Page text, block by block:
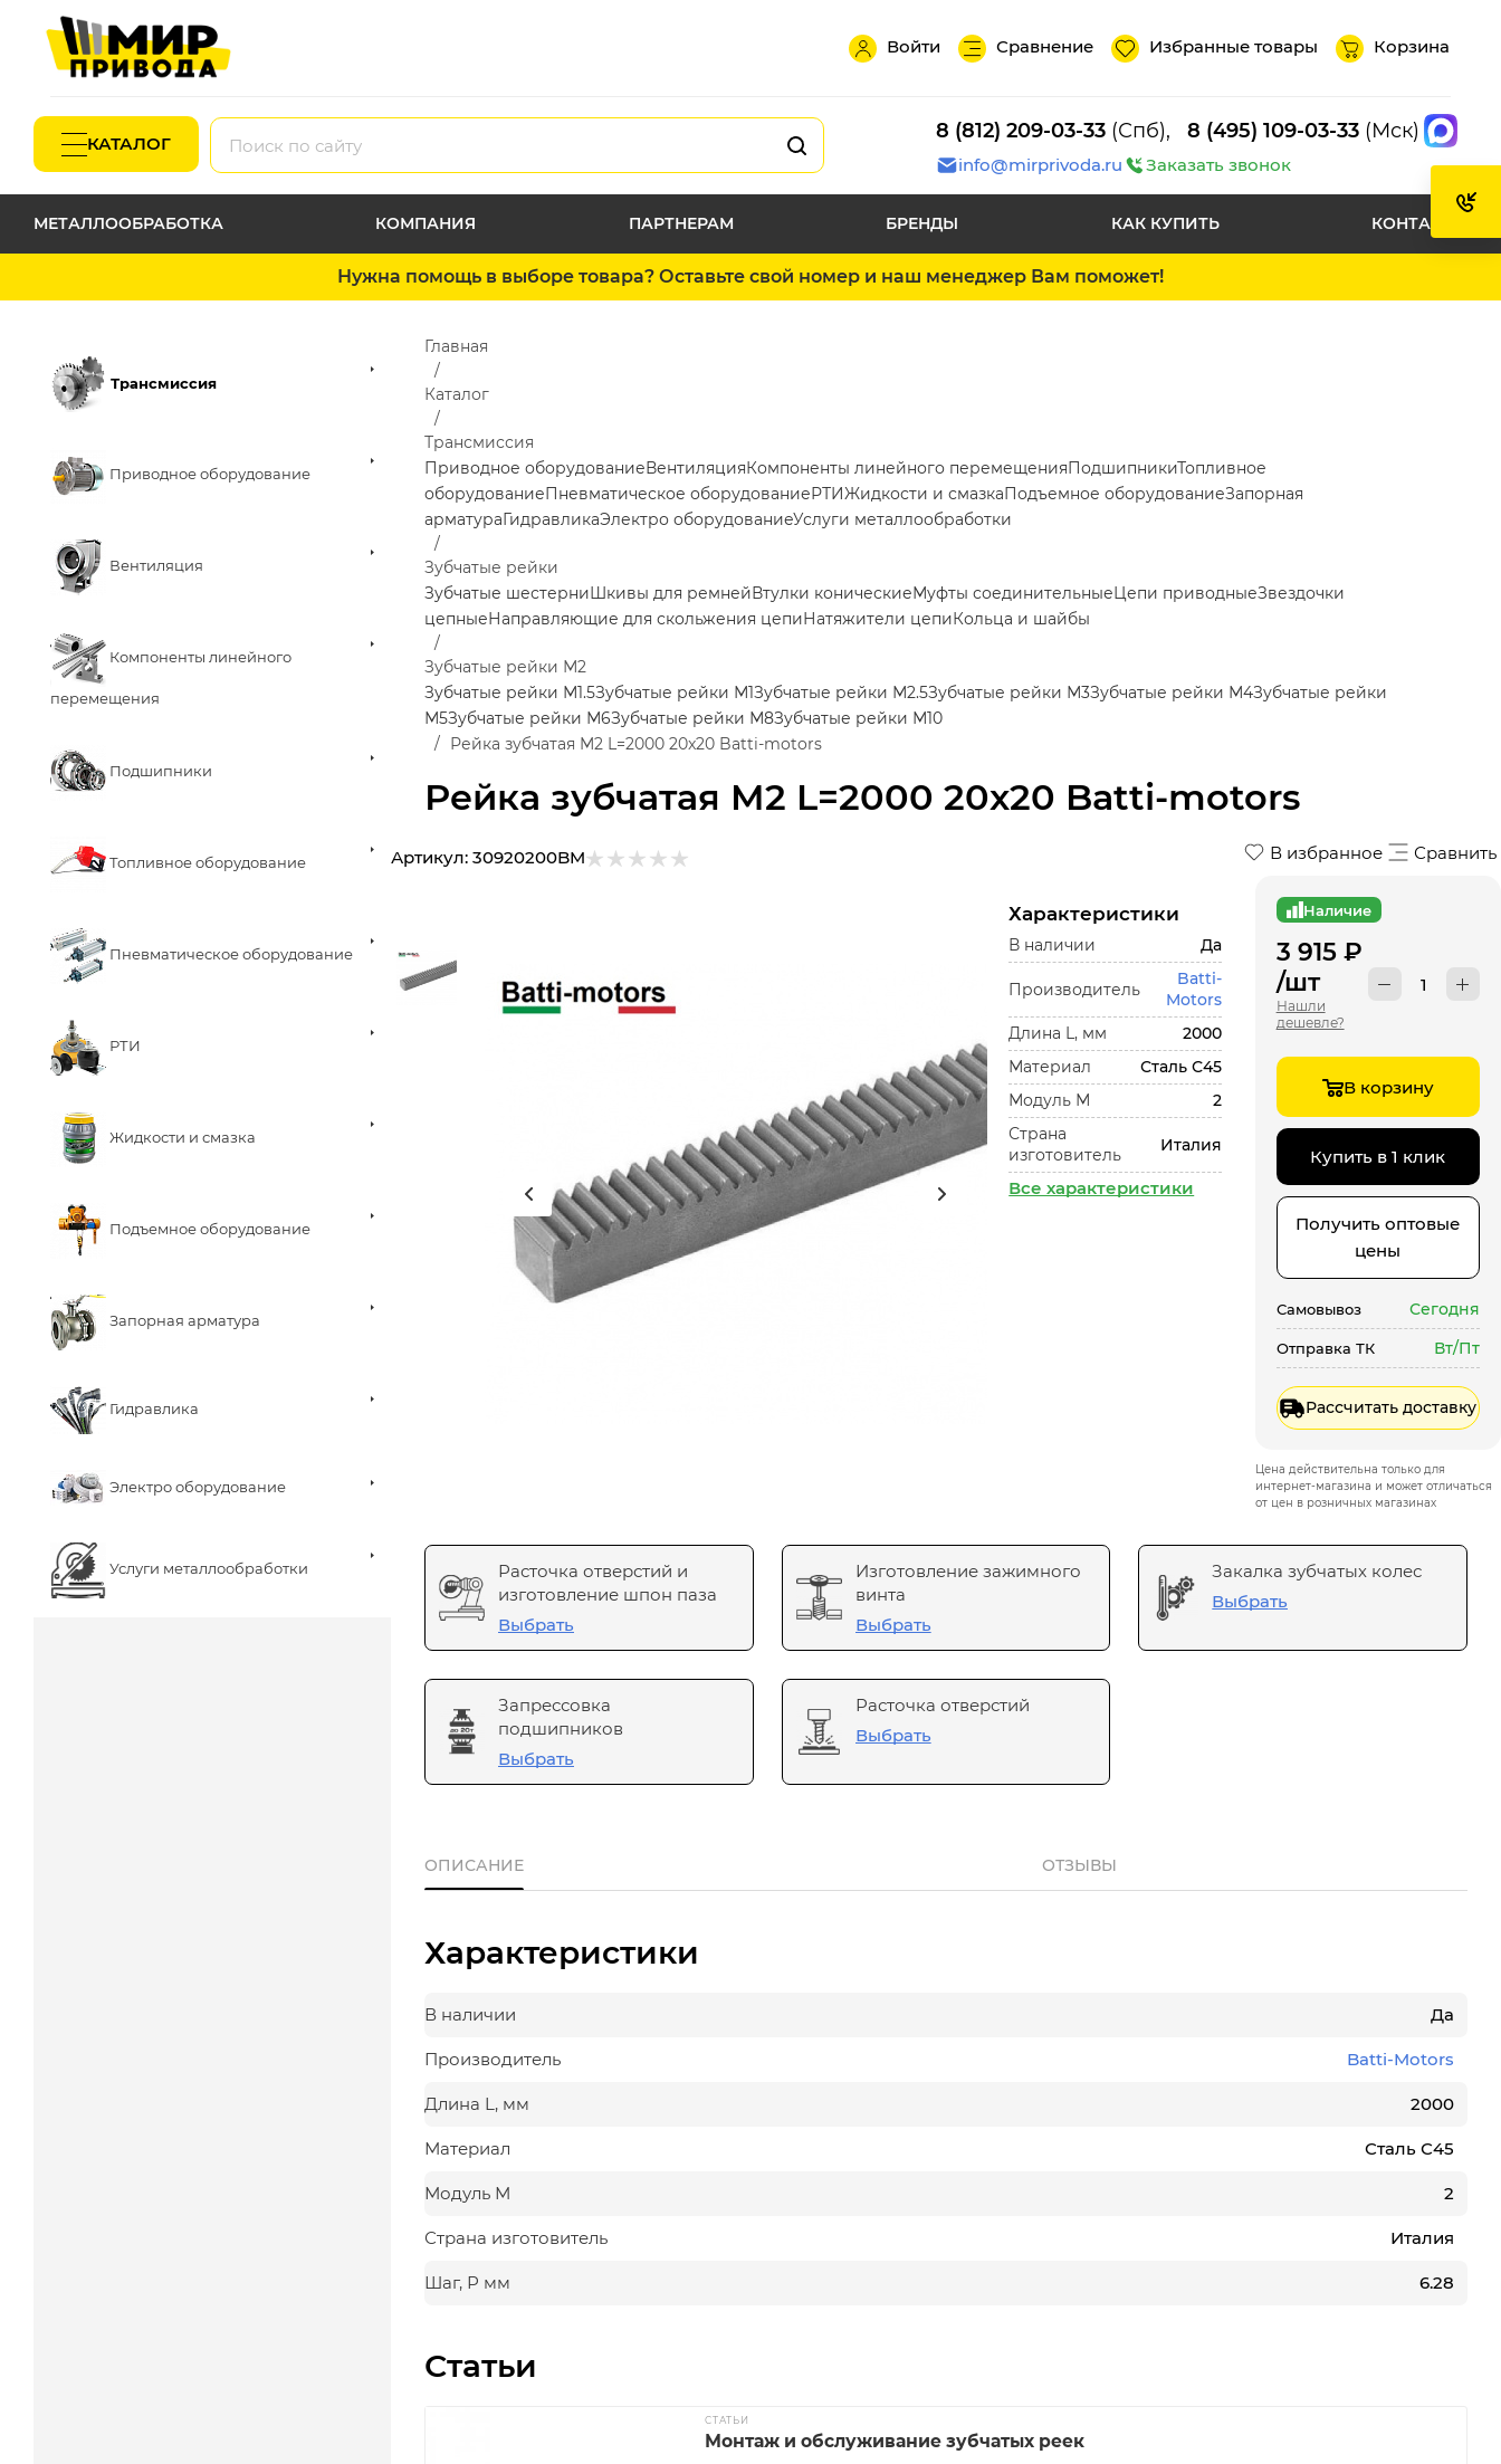
Войти Сравнение Избранные товары Корзина
КАТАЛОГ
8 (812) 209-03-33 (Спб), 8 (495) 109-03-33 (Мск)
info@mirprivoda.ru Заказать звонок
МЕТАЛЛООБРАБОТКА КОМПАНИЯ ПАРТНЕРАМ БРЕНДЫ КАК КУПИТЬ КОНТАКТЫ
Нужна помощь в выборе товара? Оставьте свой номер и наш менеджер Вам поможет!
Трансмиссия
Приводное оборудование
Вентиляция
Компоненты линейного
перемещения
Подшипники
Топливное оборудование
Пневматическое оборудование
РТИ
Жидкости и смазка
Подъемное оборудование
Запорная арматура
Гидравлика
Электро оборудование
Услуги металлообработки
Рейка зубчатая M2 L=2000 20x20 Batti-motors
Главная
Каталог
Трансмиссия
Приводное оборудованиеВентиляцияКомпоненты линейного перемещенияПодшипникиТопливное
оборудованиеПневматическое оборудованиеРТИЖидкости и смазкаПодъемное оборудованиеЗапорная
арматураГидравликаЭлектро оборудованиеУслуги металлообработки
Зубчатые рейки
Зубчатые шестерниШкивы для ремнейВтулки коническиеМуфты соединительныеЦепи приводныеЗвездочки
цепныеНаправляющие для скольжения цепиНатяжители цепиКольца и шайбы
Зубчатые рейки М2
Зубчатые рейки М1.5Зубчатые рейки М1Зубчатые рейки М2.5Зубчатые рейки М3Зубчатые рейки М4Зубчатые рейки
М5Зубчатые рейки М6Зубчатые рейки М8Зубчатые рейки М10
Рейка зубчатая M2 L=2000 20x20 Batti-motors
В избранное Сравнить
Артикул: 30920200BM
Характеристики
В наличии Да
Производитель
Batti-
Motors
Длина L, мм
2000
Материал
Сталь С45
Модуль М
2
Страна
изготовитель
Италия
Все характеристики
Наличие
3 915₽
/шт
Нашли
дешевле?
В корзину
Купить в 1 клик
Получить оптовые
цены
Самовывоз Сегодня
Отправка ТК Вт/Пт
Рассчитать доставку
Цена действительна только для
интернет-магазина и может отличаться
от цен в розничных магазинах
Расточка отверстий и
изготовление шпон паза
Выбрать
Изготовление зажимного
винта
Выбрать
Закалка зубчатых колес
Выбрать
Запрессовка
подшипников
Выбрать
Расточка отверстий
Выбрать
ОПИСАНИЕ ОТЗЫВЫ
Характеристики
В наличии Да
Производитель Batti-Motors
Длина L, мм 2000
Материал Сталь С45
Модуль М 2
Страна изготовитель Италия
Шаг, Р мм 6.28
Статьи
СТАТЬИ
Монтаж и обслуживание зубчатых реек